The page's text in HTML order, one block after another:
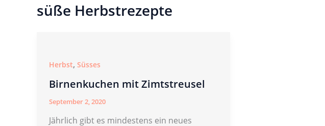
süße Herbstrezepte
Herbst, Süsses
Birnenkuchen mit Zimtstreusel
September 2, 2020
Jährlich gibt es mindestens ein neues